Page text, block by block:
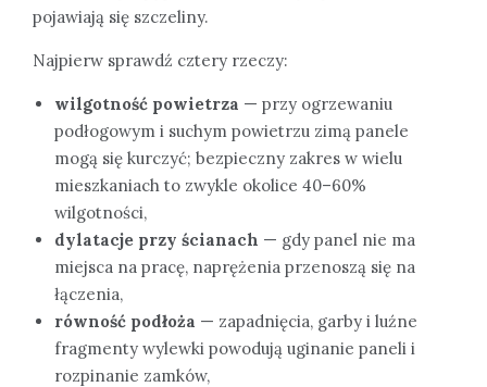
pojawiają się szczeliny.
Najpierw sprawdź cztery rzeczy:
wilgotność powietrza — przy ogrzewaniu
podłogowym i suchym powietrzu zimą panele
mogą się kurczyć; bezpieczny zakres w wielu
mieszkaniach to zwykle okolice 40–60%
wilgotności,
dylatacje przy ścianach — gdy panel nie ma
miejsca na pracę, naprężenia przenoszą się na
łączenia,
równość podłoża — zapadnięcia, garby i luźne
fragmenty wylewki powodują uginanie paneli i
rozpinanie zamków,